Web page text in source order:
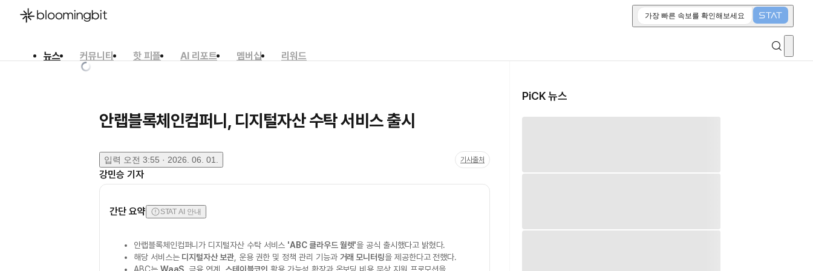
가장 빠른 속보를 확인해보세요
뉴스 커뮤니티 핫 피플 AI 리포트 멤버십
리워드
안랩블록체인컴퍼니, 디지털자산 수탁 서비스 출시
입력 오전 3:55 · 2026. 06. 01. 기사출처
강민승 기자
간단 요약 STAT AI 안내
안랩블록체인컴퍼니가 디지털자산 수탁 서비스 'ABC 클라우드 월렛'을 공식 출시했다고 밝혔다.
해당 서비스는 디지털자산 보관, 운용 권한 및 정책 관리 기능과 거래 모니터링을 제공한다고 전했다.
PiCK 뉴스